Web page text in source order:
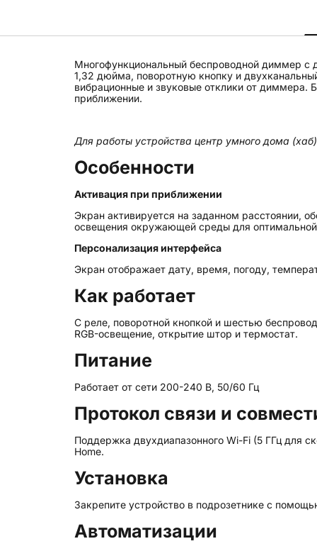
Многофункциональный беспроводной диммер с
1,32 дюйма, поворотную кнопку и
вибрационные и звуковые отклики от диммера.
приближении.
Для работы устройства центр умного дома
Особенности
Активация при приближении
Экран активируется на заданном расстоянии,
освещения окружающей среды для
Персонализация интерфейса
Экран отображает дату, время, погоду,
Как работает
С реле, поворотной кнопкой и шестью
RGB-освещение, открытие штор и термостат.
Питание
Работает от сети 200-240 В, 50/60 Гц
Протокол связи и
Поддержка двухдиапазонного Wi-Fi (5 ГГц для
Home.
Установка
Закрепите устройство в подрозетнике с
Автоматизации